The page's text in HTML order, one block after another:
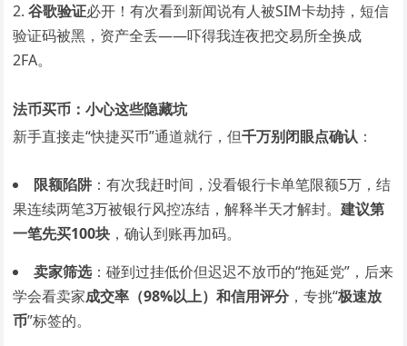
谷歌验证必开！有次看到新闻说有人被SIM卡劫持，短信
验证码被黑，资产全丢——吓得我连夜把交易所全换成
2FA。
法币买币：小心这些隐藏坑
新手直接走“快捷买币”通道就行，但千万别闭眼点确认 ：
限额陷阱 ：有次我赶时间，没看银行卡单笔限额5万，结
果连续两笔3万被银行风控冻结，解释半天才解封。建议第
一笔先买100块 ，确认到账再加码。
卖家筛选：碰到过挂低价但迟迟不放币的“拖延党”，后来
学会看卖家成交率（98%以上）和信用评分，专挑“极速放
币”标签的。